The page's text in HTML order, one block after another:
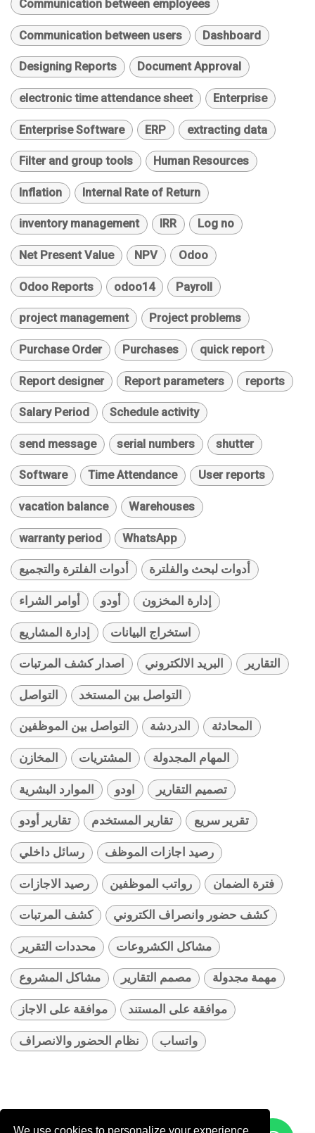
We use cookies to personalize your experience.
Communication between employees
Communication between users Dashboard
Designing Reports Document Approval
electronic time attendance sheet Enterprise
Enterprise Software ERP extracting data
Filter and group tools Human Resources
Inflation Internal Rate of Return
inventory management IRR Log no
Net Present Value NPV Odoo
Odoo Reports odoo14 Payroll
project management Project problems
Purchase Order Purchases quick report
Report designer Report parameters reports
Salary Period Schedule activity
send message serial numbers shutter
Software Time Attendance User reports
vacation balance Warehouses
warranty period WhatsApp
أدوات الفلترة والتجميع أدوات لبحث والفلترة
أوامر الشراء أودو إدارة المخزون
إدارة المشاريع استخراج البيانات
اصدار كشف المرتبات البريد الالكتروني التقارير
التواصل التواصل بين المستخد
التواصل بين الموظفين الدردشة المحادثة
المخازن المشتريات المهام المجدولة
الموارد البشرية اودو تصميم التقارير
تقارير أودو تقارير المستخدم تقرير سريع
رسائل داخلي رصيد اجازات الموظف
رصيد الاجازات رواتب الموظفين فترة الضمان
كشف المرتبات كشف حضور وانصراف الكتروني
محددات التقرير مشاكل الكشروعات
مشاكل المشروع مصمم التقارير مهمة مجدولة
موافقة على الاجاز موافقة على المستند
نظام الحضور والانصراف واتساب